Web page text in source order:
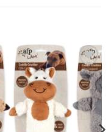
Toevoegen
aan
verlanglijst